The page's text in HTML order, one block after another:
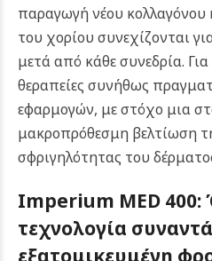
παραγωγή νέου
του χορίου συνεχίζονται
μετά από κάθε συνεδρία.
θεραπείες συνήθως
εφαρμογών, με στόχο μια
μακροπρόθεσμη βελτίωση
σφριγηλότητας του
Imperium MED 400:
τεχνολογία
εξατομικευμένη